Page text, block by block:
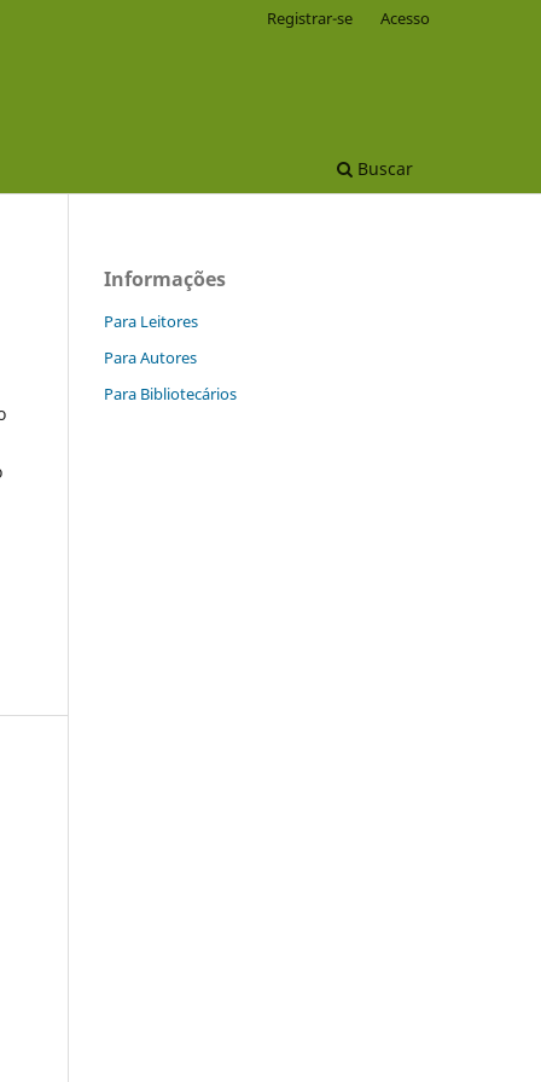
Buscar
Registrar-se Acesso
Informações
Para Leitores
Para Autores
Para Bibliotecários